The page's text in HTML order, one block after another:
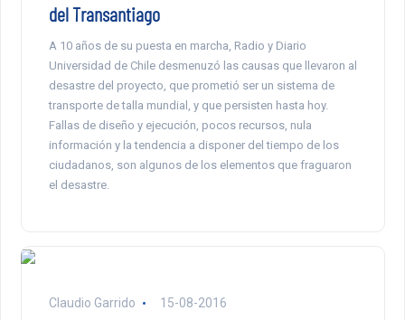
del Transantiago
A 10 años de su puesta en marcha, Radio y Diario
Universidad de Chile desmenuzó las causas que llevaron al
desastre del proyecto, que prometió ser un sistema de
transporte de talla mundial, y que persisten hasta hoy.
Fallas de diseño y ejecución, pocos recursos, nula
información y la tendencia a disponer del tiempo de los
ciudadanos, son algunos de los elementos que fraguaron
el desastre.
Claudio Garrido 15-08-2016